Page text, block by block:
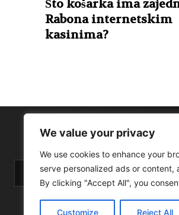
We value your privacy
We use cookies to enhance your
serve personalized ads or content,
By clicking "Accept All", you
Customize Reject All
Što košarka ima
Rabona internetskim
kasinima?